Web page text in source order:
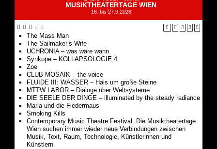
The Mass Man
UCHRONIA – was wäre wann
Synkope – KOLLAPSOLOGIE 4
Zoe
CLUB MOSAIK – the voice
FLUIDE III: WASSER – Hals um große Steine
MTTW LABOR – Dialoge über Weltsysteme
DIE SEELE DER DINGE – illuminated by the steady radiance
Maria und die Fledermaus
Smoking Kills
Contemporary Music Theatre Festival. Die Musiktheatertage
Wien suchen immer wieder neue Verbindungen zwischen
Musik, Text, Raum, Technologie, Künstlerinnen und
Künstlern.